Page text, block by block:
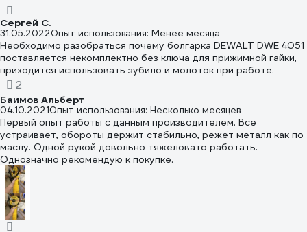
снашиваются, но если учесть адское отношение к
инструменту, то он очень живучий. Нравится, что ни на одной
из УШМ-ок кнопки фиксации не стали "соскальзывать" в
процессе работы. То же, можно сказать и про смену диска, не
приходится мудрить с ключами-отвёртками и прочими
чудесами изобретательства местных умельцев - кнопки
работают до сих пор, шестерёнки редуктора не стачивались,
не проскальзывали (такие проблемы были у макит, которых мы
юзали до DeWalt-ов) Для дома мне хватает этой модели с
головой
Сергей С.
31.05.2022Опыт использования: Менее месяца
Необходимо разобраться почему болгарка DEWALT DWE 4051
поставляется некомплектно без ключа для прижимной гайки,
приходится использовать зубило и молоток при работе.
2
Баимов Альберт
04.10.2021Опыт использования: Несколько месяцев
Первый опыт работы с данным производителем. Все
устраивает, обороты держит стабильно, режет металл как по
маслу. Одной рукой довольно тяжеловато работать.
Однозначно рекомендую к покупке.